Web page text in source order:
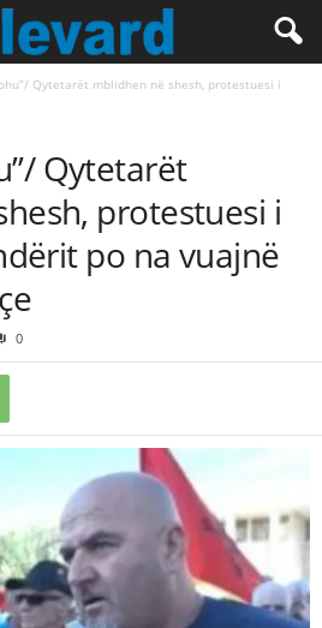
Qytetarët mblidhen në shesh, protestuesi i
Qytetarët
protestuesi i
po na vuajnë
0